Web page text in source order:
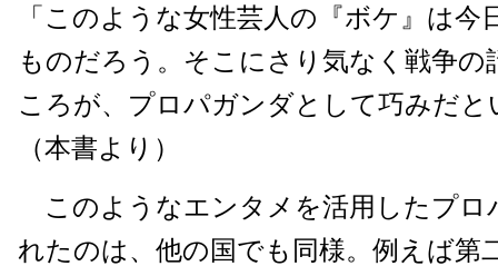
「このような女性芸人の『ボケ』は
ものだろう。そこにさり気なく戦争の
ころが、プロパガンダとして巧みだ
（本書より）
このようなエンタメを活用したプロ
れたのは、他の国でも同様。例えば第